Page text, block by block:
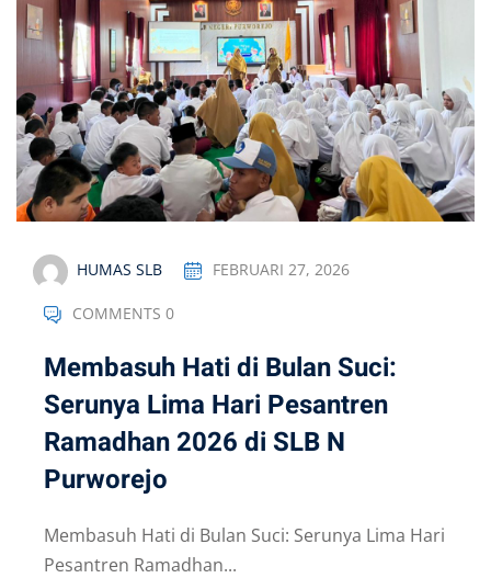
HUMAS SLB FEBRUARI 27, 2026
COMMENTS 0
Membasuh Hati di Bulan Suci:
Serunya Lima Hari Pesantren
Ramadhan 2026 di SLB N
Purworejo
Membasuh Hati di Bulan Suci: Serunya Lima Hari
Pesantren Ramadhan...